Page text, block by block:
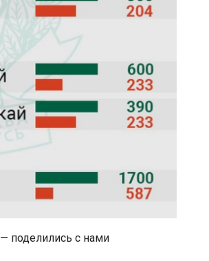
— поделились с нами